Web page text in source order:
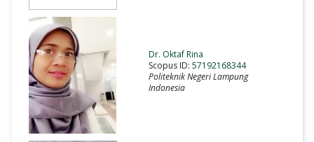
Dr. Oktaf Rina
Scopus ID: 57192168344
Politeknik Negeri Lampung
Indonesia